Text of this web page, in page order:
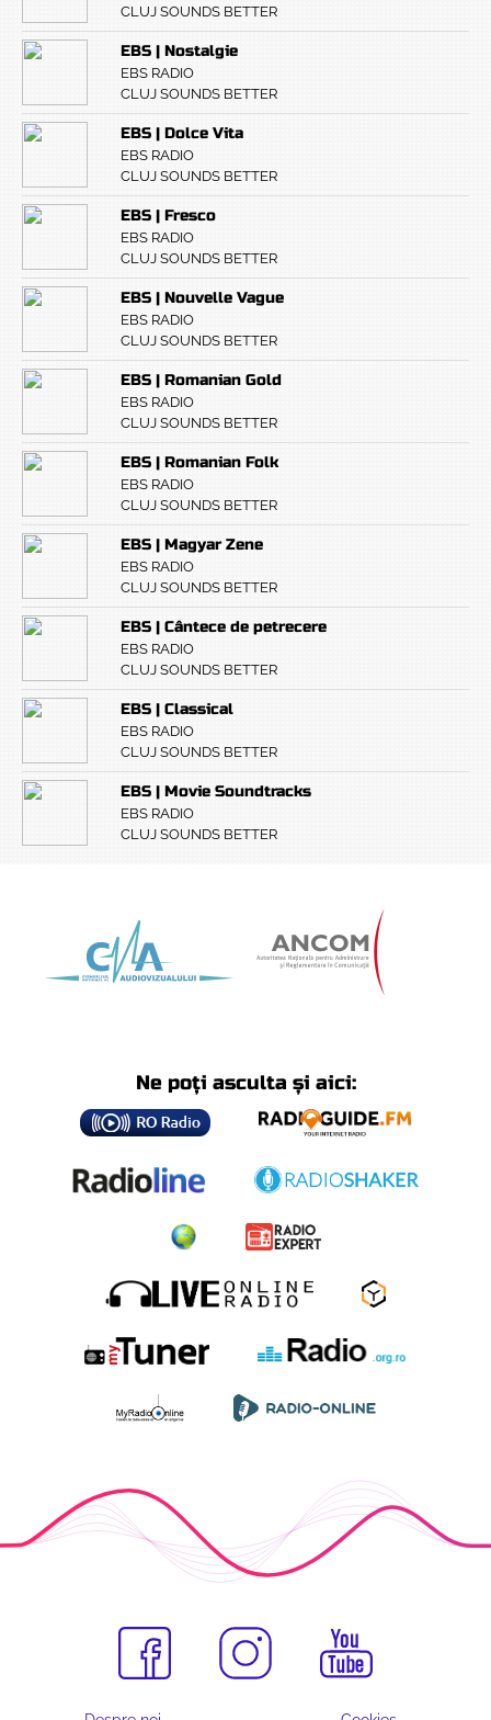
CLUJ SOUNDS BETTER
EBS | Nostalgie
EBS RADIO
CLUJ SOUNDS BETTER
EBS | Dolce Vita
EBS RADIO
CLUJ SOUNDS BETTER
EBS | Fresco
EBS RADIO
CLUJ SOUNDS BETTER
EBS | Nouvelle Vague
EBS RADIO
CLUJ SOUNDS BETTER
EBS | Romanian Gold
EBS RADIO
CLUJ SOUNDS BETTER
EBS | Romanian Folk
EBS RADIO
CLUJ SOUNDS BETTER
EBS | Magyar Zene
EBS RADIO
CLUJ SOUNDS BETTER
EBS | Cântece de petrecere
EBS RADIO
CLUJ SOUNDS BETTER
EBS | Classical
EBS RADIO
CLUJ SOUNDS BETTER
EBS | Movie Soundtracks
EBS RADIO
CLUJ SOUNDS BETTER
Ne poți asculta și aici: